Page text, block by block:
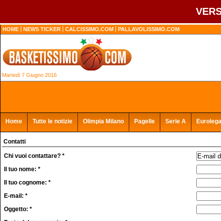
HOME NEWS TICKER CALCISSIMO.COM PALLAVOLISSIMO.COM
Martedì 7 Giugno 2016
Home Tutte le notizie Olimpia Milano Pagelle Serie A Eurolega
Contatti
Chi vuoi contattare? *
Il tuo nome: *
Il tuo cognome: *
E-mail: *
Oggetto: *